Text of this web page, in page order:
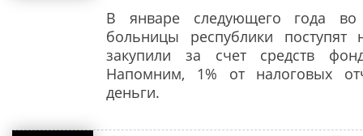
В январе следующего года
больницы республики
закупили за счет средств
Напомним, 1% от налоговых
деньги.